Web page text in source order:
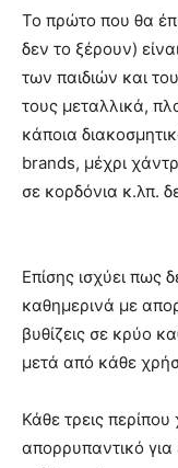
Το πρώτο που θα
δεν το ξέρουν)
των παιδιών και
τους μεταλλικά,
κάποια
brands, μέχρι
σε κορδόνια κ.λπ.
Επίσης ισχύει πως
καθημερινά με
βυθίζεις σε κρύο
μετά από κάθε
Κάθε τρεις
απορρυπαντικό